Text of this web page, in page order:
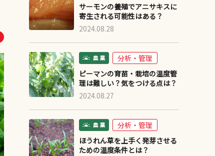
サーモンの養殖でアニサキスに
寄生される可能性はある？
2024.08.28
分析・管理
ピーマンの育苗・栽培の温度管
理は難しい？気をつける点は？
2024.08.27
分析・管理
ほうれん草を上手く発芽させる
ための温度条件とは？